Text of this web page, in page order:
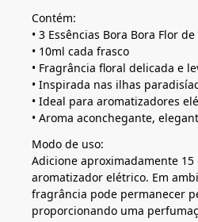
Contém:
• 3 Essências Bora Bora Flor
• 10ml cada frasco
• Fragrância floral delicada e
• Inspirada nas ilhas
• Ideal para aromatizadores
• Aroma aconchegante,
Modo de uso:
Adicione aproximadamente 15
aromatizador elétrico. Em
fragrância pode permanecer
proporcionando uma